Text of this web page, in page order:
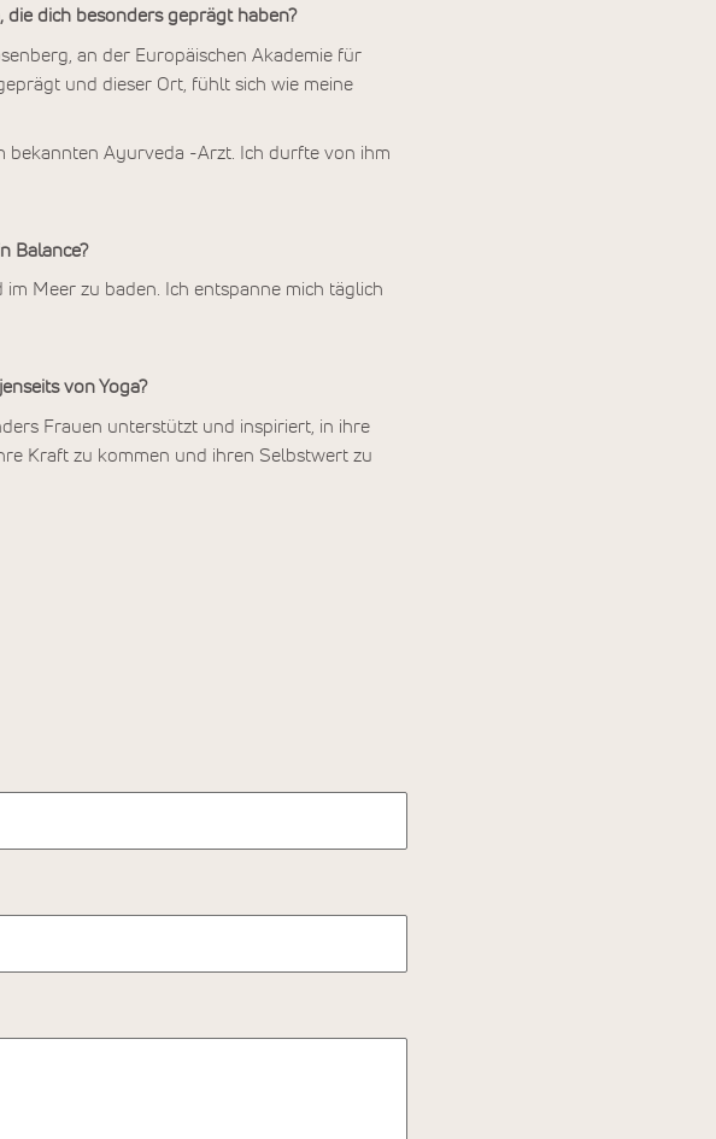
die dich besonders geprägt haben?
an der Europäischen Akademie für
und dieser Ort, fühlt sich wie meine
bekannten Ayurveda -Arzt. Ich durfte von ihm
Balance?
Meer zu baden. Ich entspanne mich täglich
von Yoga?
Frauen unterstützt und inspiriert, in ihre
Kraft zu kommen und ihren Selbstwert zu